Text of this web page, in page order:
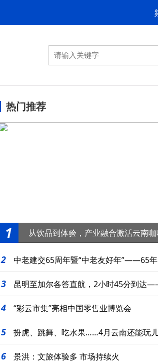
热门推荐
从饮品到体验，产业融合激活云南
1
2 中老建交65周年暨“中老友好年”——65
起
3 昆明至加尔各答直航，2小时45分到达
么近
4 “彩云市集”亮相中国零售业博览会
5 扮虎、跳舞、吃水果……4月云南还能玩
6 景洪：文旅体验多 市场持续火